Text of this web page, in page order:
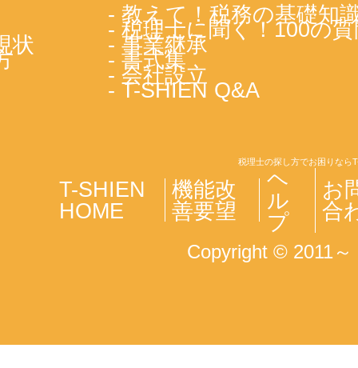
状
- 教えて！税務の基礎知
- 税理士に聞く！100の
- 事業継承
- 書式集
- 会社設立
- T-SHIEN Q&A
税理士の探し方でお困りなら
T-SHIEN
HOME
機能改
善要望
ヘ
ル
プ
お
合
Copyright © 2011